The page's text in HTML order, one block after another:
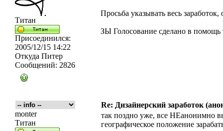
Титан
Присоединился:
2005/12/15 14:22
Откуда Питер
Сообщений: 2826
Просьба указывать весь
ЗЫ Голосование сделано в
Re: Дизайнерский заработок
monter
Титан
так поздно уже, все НЕанонимно
географическое положение